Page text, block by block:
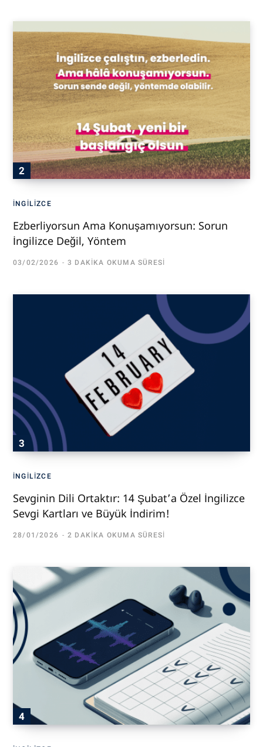
İNGILIZCE
Ezberliyorsun Ama Konuşamıyorsun: Sorun
İngilizce Değil, Yöntem
03/02/2026 3 DAKIKA OKUMA SÜRESI
İNGILIZCE
Sevginin Dili Ortaktır: 14 Şubat’a Özel İngilizce
Sevgi Kartları ve Büyük İndirim!
28/01/2026 2 DAKIKA OKUMA SÜRESI